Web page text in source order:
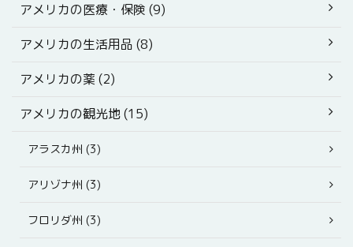
アメリカの医療・保険 (9)
アメリカの生活用品 (8)
アメリカの薬 (2)
アメリカの観光地 (15)
アラスカ州 (3)
アリゾナ州 (3)
フロリダ州 (3)